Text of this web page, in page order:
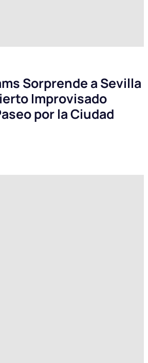
Sorprende a Sevilla
Improvisado
por la Ciudad